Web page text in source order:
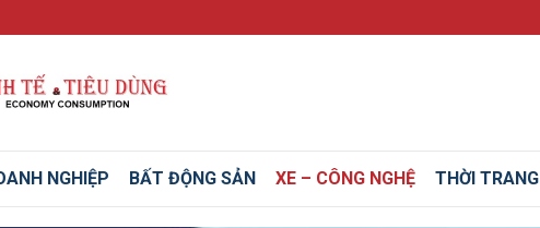
NGHIỆP BẤT ĐỘNG SẢN XE – CÔNG NGHỆ THỜI TRANG